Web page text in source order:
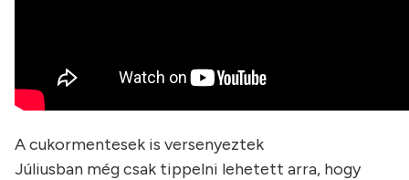
A cukormentesek is versenyeztek
Júliusban még csak tippelni lehetett arra, hogy